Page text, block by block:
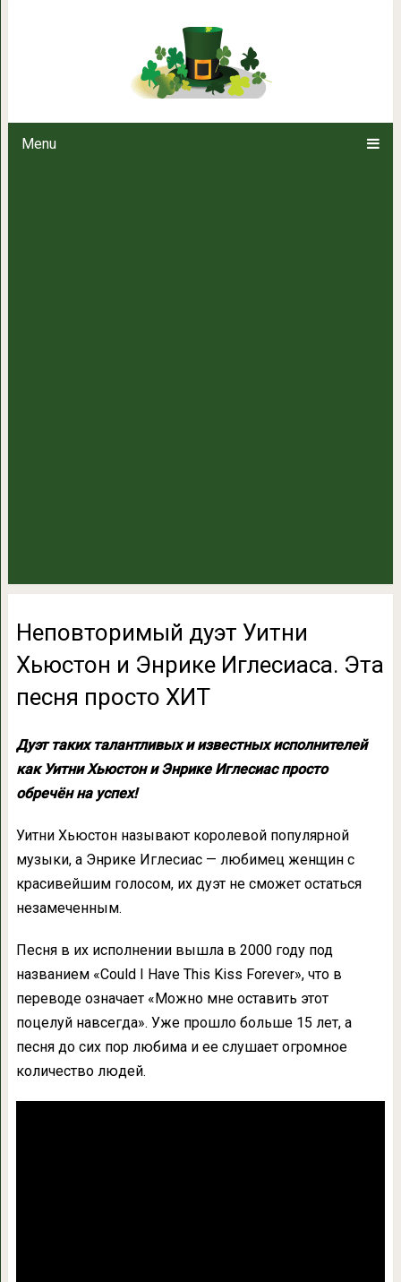
Menu
Неповторимый дуэт Уитни
Неповторимый дуэт Уитни
Хьюстон и Энрике Иглесиаса. Эта
песня просто ХИТ
Дуэт таких талантливых и известных исполнителей
как Уитни Хьюстон и Энрике Иглесиас просто
обречён на успех!
Уитни Хьюстон называют королевой популярной
музыки, а Энрике Иглесиас — любимец женщин с
красивейшим голосом, их дуэт не сможет остаться
незамеченным.
Песня в их исполнении вышла в 2000 году под
названием «Could I Have This Kiss Forever», что в
переводе означает «Можно мне оставить этот
поцелуй навсегда». Уже прошло больше 15 лет, а
песня до сих пор любима и ее слушает огромное
количество людей.